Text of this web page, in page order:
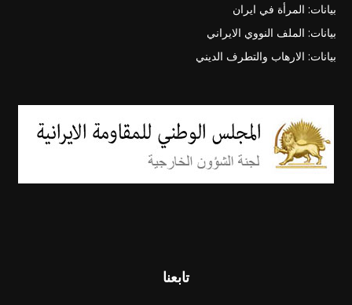
بيانات: المرأة في ايران
بيانات: الملف النووي الايراني
بيانات: الارهاب والتطرف الديني
تابعنا